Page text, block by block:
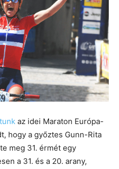
az idei Maraton Európa-
hogy a győztes Gunn-Rita
meg 31. érmét egy
a 31. és a 20. arany,